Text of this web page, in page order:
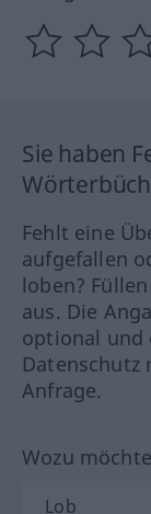
Sie haben
Fehlt eine
aufgefallen
loben?
aus. Die
optional und
Datenschutz
Anfrage.
Wozu